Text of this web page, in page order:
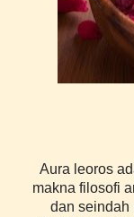
Aura leoros
makna filosofi
dan seindah